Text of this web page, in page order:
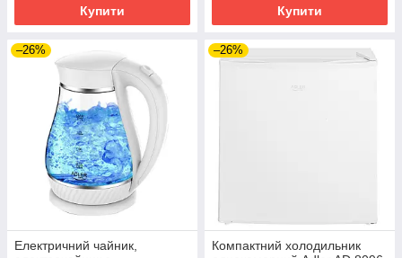
Купити Купити
–26%
Електричний чайник,
–26%
Компактний холодильник